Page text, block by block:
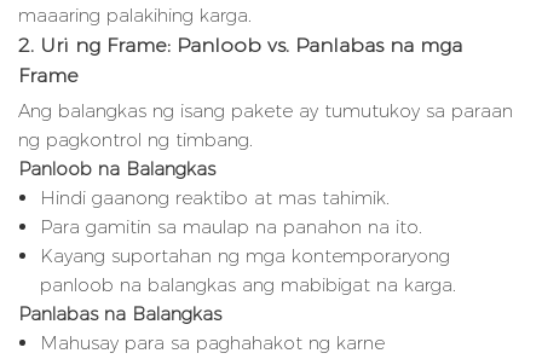
maaaring palakihing karga.
2. Uri ng Frame: Panloob vs. Panlabas na mga
Frame
Ang balangkas ng isang pakete ay tumutukoy sa paraan
ng pagkontrol ng timbang.
Panloob na Balangkas
Hindi gaanong reaktibo at mas tahimik.
Para gamitin sa maulap na panahon na ito.
Kayang suportahan ng mga kontemporaryong
panloob na balangkas ang mabibigat na karga.
Panlabas na Balangkas
Mahusay para sa paghahakot ng karne